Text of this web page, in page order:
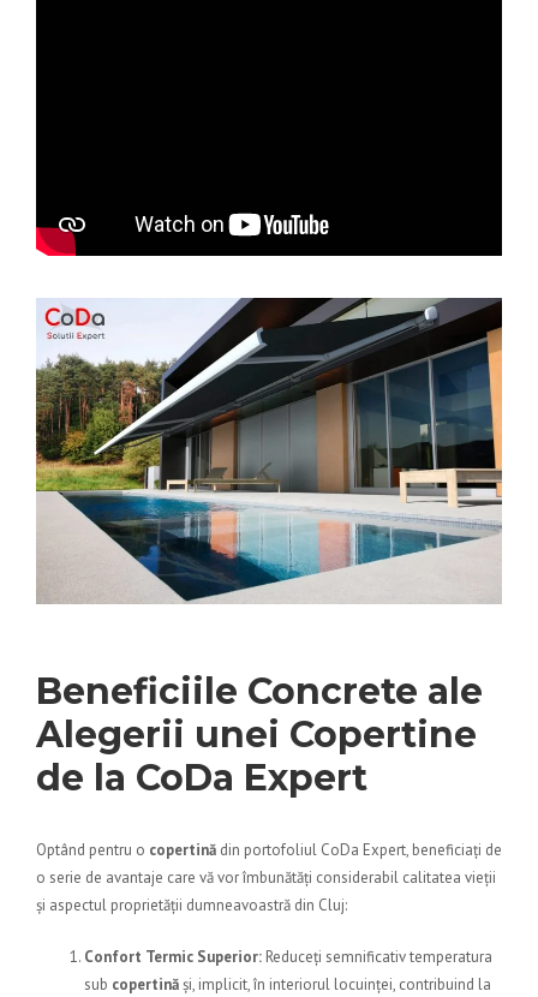
Beneficiile Concrete ale
Alegerii unei Copertine
de la CoDa Expert
Optând pentru o copertină din portofoliul CoDa Expert, beneficiați de
o serie de avantaje care vă vor îmbunătăți considerabil calitatea vieții
și aspectul proprietății dumneavoastră din Cluj:
Confort Termic Superior: Reduceți semnificativ temperatura
sub copertinăși, implicit, în interiorul locuinței, contribuind la